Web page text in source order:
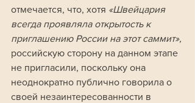
отмечается, что, хотя «Швейцария
всегда проявляла открытость к
приглашению России на этот саммит»,
российскую сторону на данном этапе
не пригласили, поскольку она
неоднократно публично говорила о
своей незаинтересованности в